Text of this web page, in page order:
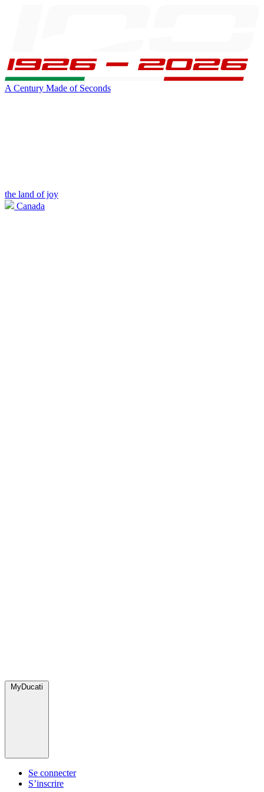
A Century Made of Seconds
the land of joy
Canada
MyDucati
Se connecter
S’inscrire